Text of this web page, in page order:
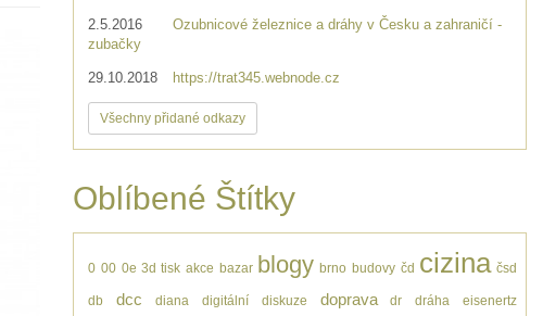
2.5.2016
Ozubnicové železnice a dráhy v Česku a zahraničí -
zubačky
29.10.2018 https://trat345.webnode.cz
Všechny přidané odkazy
Oblíbené Štítky
0 00 0e 3d tisk akce bazar blogy brno budovy čd cizina čsd
db dcc diana digitální diskuze doprava dr dráha eisenertz